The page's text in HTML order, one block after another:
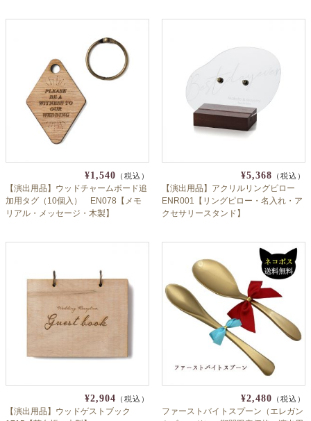
¥1,540 （税込）
【演出用品】ウッドチャームボード追
加用タグ（10個入） EN078【メモ
リアル・メッセージ・木製】
¥5,368 （税込）
【演出用品】アクリルリングピロー
ENR001【リングピロー・名入れ・ア
クセサリースタンド】
¥2,904 （税込）
【演出用品】ウッドゲストブック
¥2,480 （税込）
ファーストバイトスプーン（エレガン